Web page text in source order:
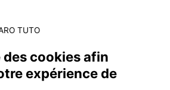
TUTO
cookies afin
expérience de